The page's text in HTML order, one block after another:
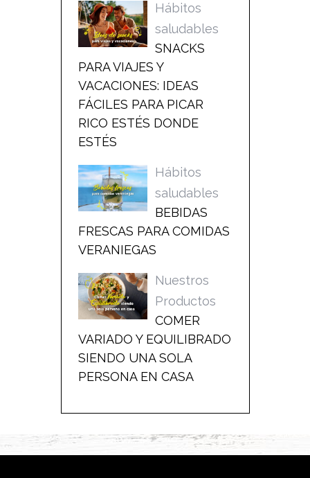
Hábitos
saludables
SNACKS
PARA VIAJES Y
VACACIONES: IDEAS
FÁCILES PARA PICAR
RICO ESTÉS DONDE
ESTÉS
Hábitos
saludables
BEBIDAS
FRESCAS PARA COMIDAS
VERANIEGAS
Nuestros
Productos
COMER
VARIADO Y EQUILIBRADO
SIENDO UNA SOLA
PERSONA EN CASA